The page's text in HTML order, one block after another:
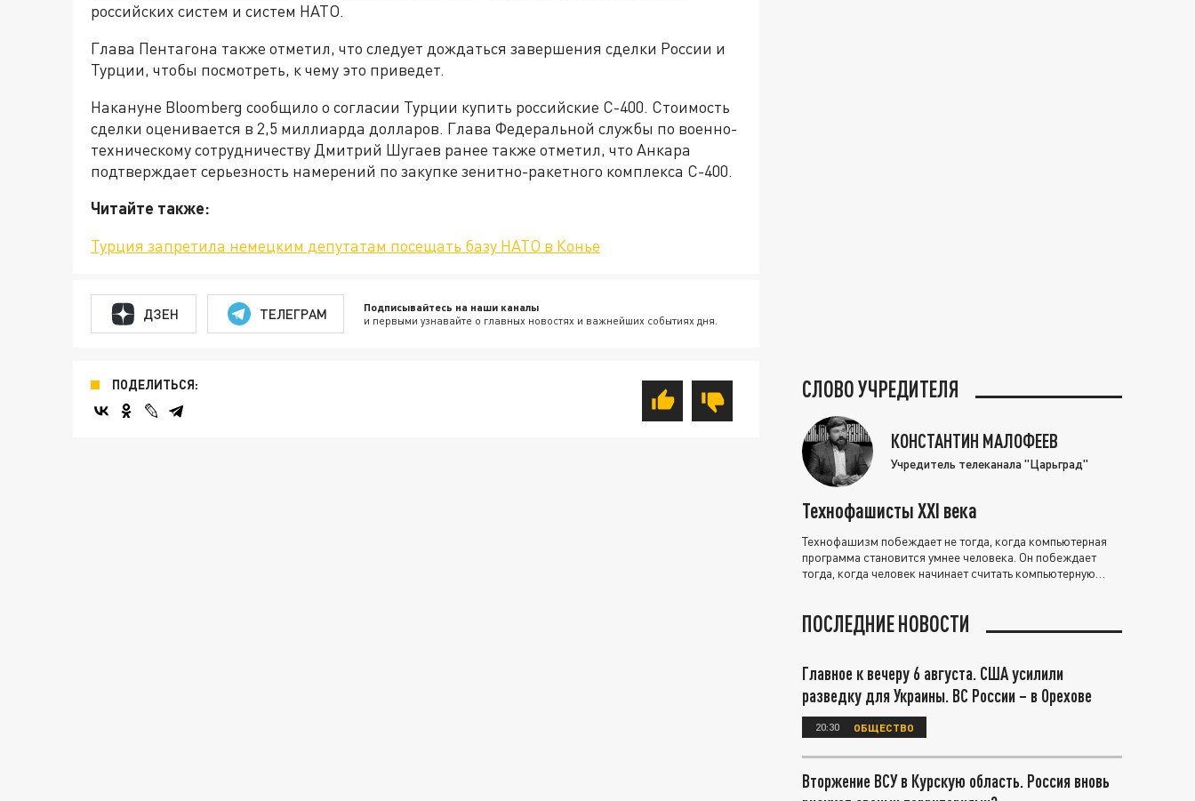
российских систем и систем НАТО.
Глава Пентагона также отметил, что следует дождаться завершения сделки России и
Турции, чтобы посмотреть, к чему это приведет.
Накануне Bloomberg сообщило о согласии Турции купить российские С-400. Стоимость
сделки оценивается в 2,5 миллиарда долларов. Глава Федеральной службы по военно-
техническому сотрудничеству Дмитрий Шугаев ранее также отметил, что Анкара
подтверждает серьезность намерений по закупке зенитно-ракетного комплекса С-400.
Читайте также:
Турция запретила немецким депутатам посещать базу НАТО в Конье
ДЗЕН ТЕЛЕГРАМ Подписывайтесь на наши каналы
и первыми узнавайте о главных новостях и важнейших событиях дня.
ПОДЕЛИТЬСЯ: СЛОВО УЧРЕДИТЕЛЯ
КОНСТАНТИН МАЛОФЕЕВ
Учредитель телеканала "Царьград"
Технофашисты XXI века
Технофашизм побеждает не тогда, когда компьютерная
программа становится умнее человека. Он побеждает
тогда, когда человек начинает считать компьютерную
ПОСЛЕДНИЕ НОВОСТИ
Главное к вечеру 6 августа. США усилили
разведку для Украины. ВС России – в Орехове
20:30 ОБЩЕСТВО
Вторжение ВСУ в Курскую область. Россия вновь